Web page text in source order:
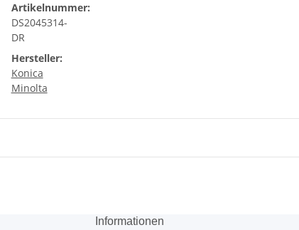
Artikelnummer:
DS2045314-
DR
Hersteller:
Konica
Minolta
Informationen